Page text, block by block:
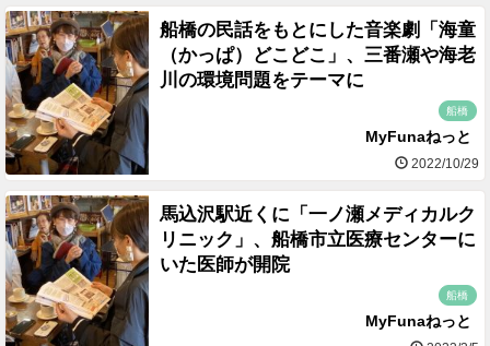
船橋の民話をもとにした音楽劇「海童
（かっぱ）どこどこ」、三番瀬や海老
川の環境問題をテーマに
船橋
MyFunaねっと
2022/10/29
馬込沢駅近くに「一ノ瀬メディカルク
リニック」、船橋市立医療センターに
いた医師が開院
船橋
MyFunaねっと